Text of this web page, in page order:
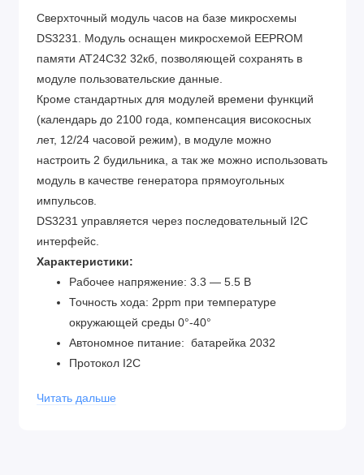
Сверхточный модуль часов на базе микросхемы
DS3231. Модуль оснащен микросхемой EEPROM
памяти AT24C32 32кб, позволяющей сохранять в
модуле пользовательские данные.
Кроме стандартных для модулей времени функций
(календарь до 2100 года, компенсация високосных
лет, 12/24 часовой режим), в модуле можно
настроить 2 будильника, а так же можно использовать
модуль в качестве генератора прямоугольных
импульсов.
DS3231 управляется через последовательный I2C
интерфейс.
Характеристики:
Рабочее напряжение: 3.3 — 5.5 В
Точность хода: 2ppm при температуре
окружающей среды 0°-40°
Автономное питание: батарейка 2032
Протокол I2C
Читать дальше